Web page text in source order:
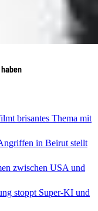
brisantes Thema mit
in Beirut stellt
zwischen USA und
stoppt Super-KI und